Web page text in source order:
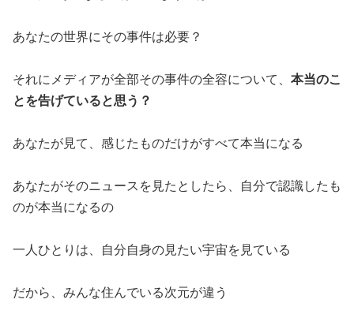
あなたの世界にその事件は必要？
それにメディアが全部その事件の全容について、 本当のこ
とを告げていると思う？
あなたが見て、感じたものだけがすべて本当になる
あなたがそのニュースを見たとしたら、自分で認識したも
のが本当になるの
一人ひとりは、自分自身の見たい宇宙を見ている
だから、みんな住んでいる次元が違う